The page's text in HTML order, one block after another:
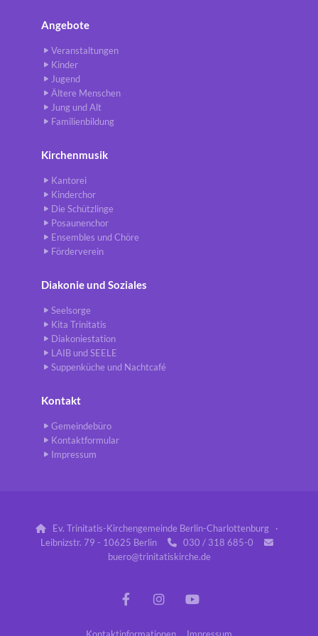
Angebote
Veranstaltungen
Kinder
Jugend
Ältere Menschen
Jung und Alt
Familienbildung
Kirchenmusik
Kantorei
Kinderchor
Die Schützlinge
Posaunenchor
Ensembles und Chöre
Förderverein
Diakonie und Soziales
Seelsorge
Kita Trinitatis
Diakoniestation
LAIB und SEELE
Suppenküche und Nachtcafé
Kontakt
Gemeindebüro
Kontaktformular
Impressum

Ev. Trinitatis-Kirchengemeinde Berlin-Charlottenburg ·
Leibnizstr. 79 - 10625 Berlin
 030 / 318 685-0 
buero@trinitatiskirche.de